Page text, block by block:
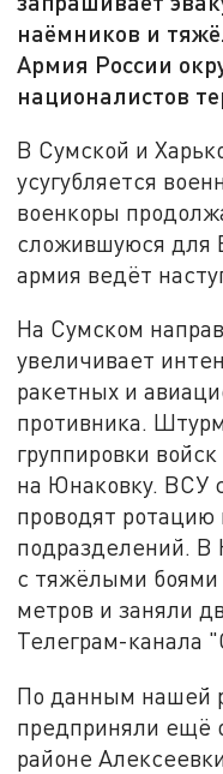
наёмников и
Армия России
националистов
В Сумской и
усугубляется
военкоры
сложившуюся для
армия ведёт
На Сумском
увеличивает
ракетных и
противника.
группировки
на Юнаковку. ВСУ
проводят
подразделений.
с тяжёлыми боями
метров и заняли
Телеграм-канала
По данным нашей
предприняли ещё
районе